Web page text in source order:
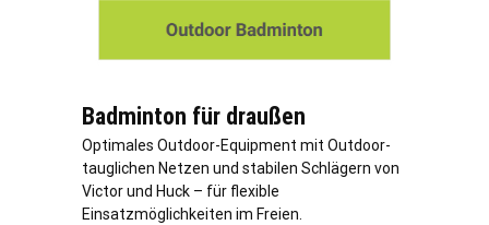
Badminton für draußen
Optimales Outdoor-Equipment mit Outdoor-
tauglichen Netzen und stabilen Schlägern von
Victor und Huck – für flexible
Einsatzmöglichkeiten im Freien.